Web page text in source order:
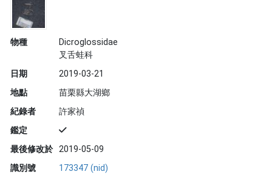
物種
Dicroglossidae
叉舌蛙科
日期
2019-03-21
地點
苗栗縣大湖鄉
紀錄者
許家禎
鑑定
最後修改於 2019-05-09
識別號
173347 (nid)